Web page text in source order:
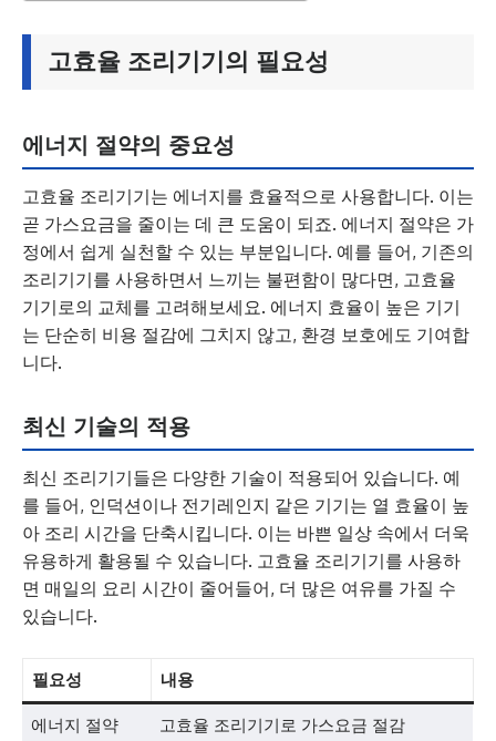
고효율 조리기기의 필요성
에너지 절약의 중요성
고효율 조리기기는 에너지를 효율적으로 사용합니다. 이는
곧 가스요금을 줄이는 데 큰 도움이 되죠. 에너지 절약은 가
정에서 쉽게 실천할 수 있는 부분입니다. 예를 들어, 기존의
조리기기를 사용하면서 느끼는 불편함이 많다면, 고효율
기기로의 교체를 고려해보세요. 에너지 효율이 높은 기기
는 단순히 비용 절감에 그치지 않고, 환경 보호에도 기여합
니다.
최신 기술의 적용
최신 조리기기들은 다양한 기술이 적용되어 있습니다. 예
를 들어, 인덕션이나 전기레인지 같은 기기는 열 효율이 높
아 조리 시간을 단축시킵니다. 이는 바쁜 일상 속에서 더욱
유용하게 활용될 수 있습니다. 고효율 조리기기를 사용하
면 매일의 요리 시간이 줄어들어, 더 많은 여유를 가질 수
있습니다.
필요성 내용
에너지 절약 고효율 조리기기로 가스요금 절감